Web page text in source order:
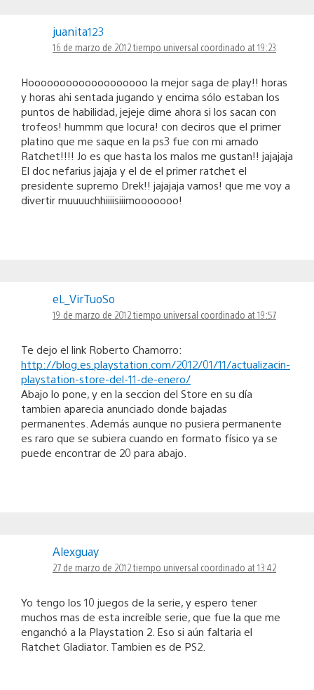
juanita123
16 de marzo de 2012 tiempo universal coordinado at 19:23
Hooooooooooooooooooo la mejor saga de play!! horas
y horas ahi sentada jugando y encima sólo estaban los
puntos de habilidad, jejeje dime ahora si los sacan con
trofeos! hummm que locura! con deciros que el primer
platino que me saque en la ps3 fue con mi amado
Ratchet!!!! Jo es que hasta los malos me gustan!! jajajaja
El doc nefarius jajaja y el de el primer ratchet el
presidente supremo Drek!! jajajaja vamos! que me voy a
divertir muuuuchhiiiisiiimooooooo!
eL_VirTuoSo
19 de marzo de 2012 tiempo universal coordinado at 19:57
Te dejo el link Roberto Chamorro:
http://blog.es.playstation.com/2012/01/11/actualizacin-
playstation-store-del-11-de-enero/
Abajo lo pone, y en la seccion del Store en su día
tambien aparecia anunciado donde bajadas
permanentes. Además aunque no pusiera permanente
es raro que se subiera cuando en formato físico ya se
puede encontrar de 20 para abajo.
Alexguay
27 de marzo de 2012 tiempo universal coordinado at 13:42
Yo tengo los 10 juegos de la serie, y espero tener
muchos mas de esta increíble serie, que fue la que me
enganchó a la Playstation 2. Eso si aún faltaria el
Ratchet Gladiator. Tambien es de PS2.